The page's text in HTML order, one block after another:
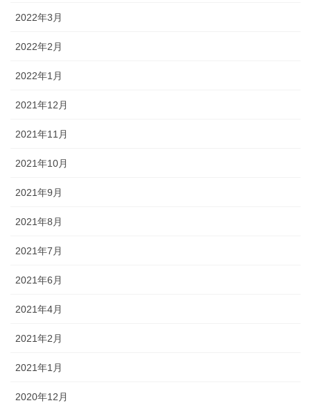
2022年3月
2022年2月
2022年1月
2021年12月
2021年11月
2021年10月
2021年9月
2021年8月
2021年7月
2021年6月
2021年4月
2021年2月
2021年1月
2020年12月
16話目 キミはエナジー
17話目 コーヒーを淹れる
18話目 困ったご主人様
19話目 おされ
20話目 ごはんを作ろう！
21話目 楽しませ勝負！
22話目 おデート
配信漫画・【種落とし村】/【オンナムラ】
連載形式漫画
About